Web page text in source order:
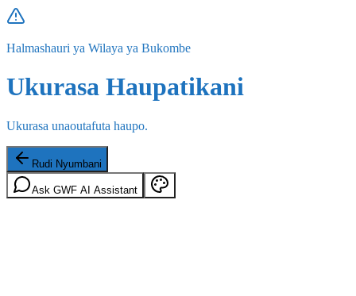
Halmashauri ya Wilaya ya Bukombe
Ukurasa Haupatikani
Ukurasa unaoutafuta haupo.
Rudi Nyumbani
Ask GWF AI Assistant